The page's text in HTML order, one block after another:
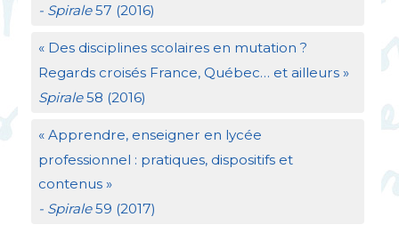
- Spirale57 (2016)
« Des disciplines scolaires en mutation ?
Regards croisés France, Québec… et ailleurs »
Spirale58 (2016)
« Apprendre, enseigner en lycée
professionnel : pratiques, dispositifs et
contenus »
- Spirale59 (2017)